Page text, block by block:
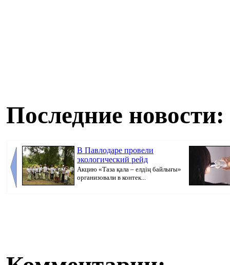
Последние новости:
В Павлодаре провели
экологический рейд
Акцию «Таза қала – елдің байлығы»
организовали в контек...